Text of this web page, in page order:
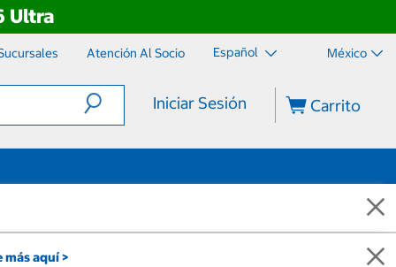
Ultra
Atención Al Socio Español México
Iniciar Sesión Carrito
más aquí >